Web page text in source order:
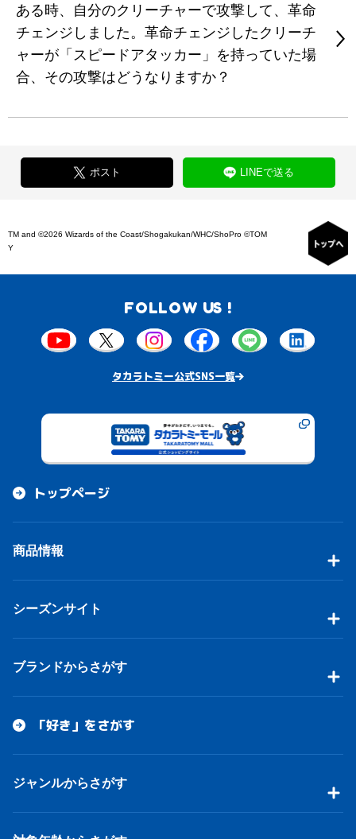
ある時、自分のクリーチャーで攻撃して、革命
チェンジしました。革命チェンジしたクリーチ
ャーが「スピードアタッカー」を持っていた場
合、その攻撃はどうなりますか？
ポスト LINEで送る
TM and ©2026 Wizards of the Coast/Shogakukan/WHC/ShoPro ©TOM
Y
FOLLOW US !
タカラトミー公式SNS一覧
トップページ
商品情報
シーズンサイト
ブランドからさがす
「好き」をさがす
ジャンルからさがす